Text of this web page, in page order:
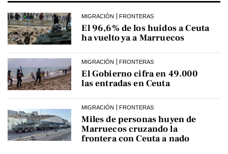
MIGRACIÓN FRONTERAS
El 96,6% de los huidos a Ceuta
ha vuelto ya a Marruecos
MIGRACIÓN FRONTERAS
El Gobierno cifra en 49.000
las entradas en Ceuta
MIGRACIÓN FRONTERAS
Miles de personas huyen de
Marruecos cruzando la
frontera con Ceuta a nado